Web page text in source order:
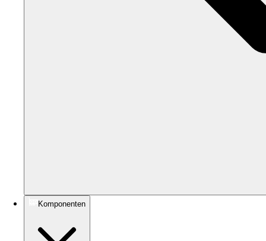
Komponenten